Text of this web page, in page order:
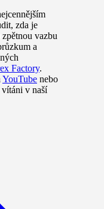
zda je
vazbu
a
Factory.
YouTube nebo
vítáni v naší